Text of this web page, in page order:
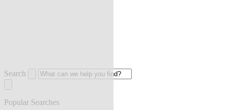
Search
Popular Searches